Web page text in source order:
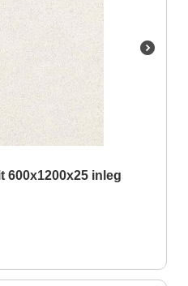
600x1200x25 inleg